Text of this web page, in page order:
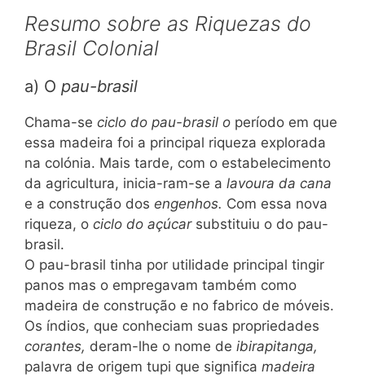
Resumo sobre as Riquezas do
Brasil Colonial
a) O pau-brasil
Chama-se ciclo do pau-brasil o período em que
essa madeira foi a principal riqueza explorada
na colónia. Mais tarde, com o estabelecimento
da agricultura, inicia-ram-se a lavoura da cana
e a construção dos engenhos. Com essa nova
riqueza, o ciclo do açúcar substituiu o do pau-
brasil.
O pau-brasil tinha por utilidade principal tingir
panos mas o empregavam também como
madeira de construção e no fabrico de móveis.
Os índios, que conheciam suas propriedades
corantes, deram-lhe o nome de ibirapitanga,
palavra de origem tupi que significa madeira